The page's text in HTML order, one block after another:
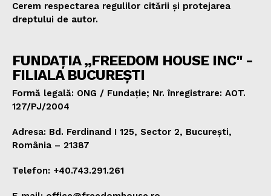
Cerem respectarea regulilor citării și protejarea
dreptului de autor.
FUNDAȚIA „FREEDOM HOUSE INC" -
FILIALA BUCUREȘTI
Formă legală: ONG / Fundație; Nr. înregistrare: AOT.
127/PJ/2004
Adresa: Bd. Ferdinand I 125, Sector 2, București,
România – 21387
Telefon: +40.743.291.261